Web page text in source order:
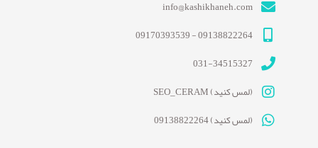
info@kashikhaneh.com
09138822264 - 09170393539
031-34515327
(لمس کنید) SEO_CERAM
(لمس کنید) 09138822264